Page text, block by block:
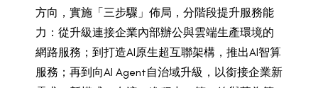
方向，實施「三步驟」佈局，分階段提升服務能
力：從升級連接企業內部辦公與雲端生產環境的
網路服務；到打造AI原生超互聯架構，推出AI智算
服務；再到向AI Agent自治域升級，以銜接企業新